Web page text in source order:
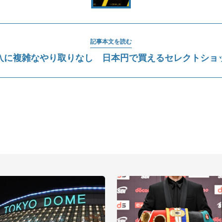
記事本文を読む
に複雑なやり取りなし 日本円で買えるセレクトショ